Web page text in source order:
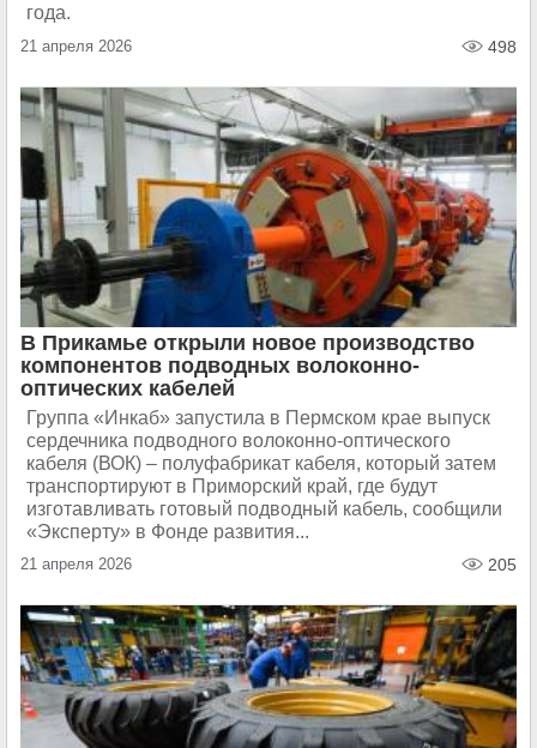
года.
21 апреля 2026 498
В Прикамье открыли новое производство
компонентов подводных волоконно-
оптических кабелей
Группа «Инкаб» запустила в Пермском крае выпуск
сердечника подводного волоконно-оптического
кабеля (ВОК) – полуфабрикат кабеля, который затем
транспортируют в Приморский край, где будут
изготавливать готовый подводный кабель, сообщили
«Эксперту» в Фонде развития...
21 апреля 2026 205